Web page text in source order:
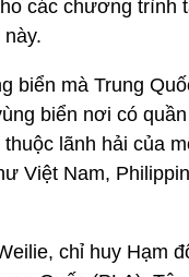
các chương trình
biển mà Trung
biển nơi có
thuộc lãnh hải của
Việt Nam,
chỉ huy Hạm